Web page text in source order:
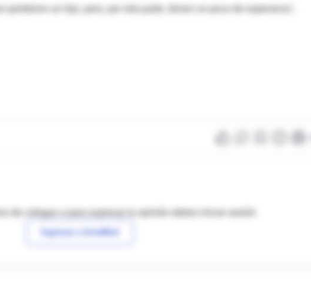
de colegas o para expresar tu opinión debes iniciar sesión
Ingresar a IntraMed